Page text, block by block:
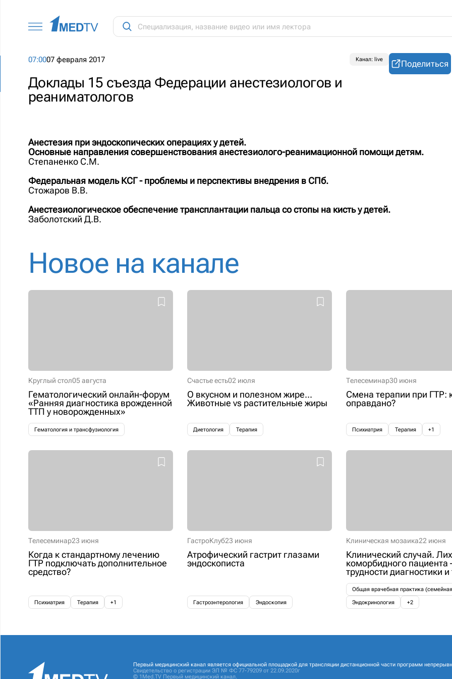
07:0007 февраля 2017 Канал: live
Доклады 15 съезда Федерации анестезиологов и
реаниматологов
Поделиться
Анестезия при эндоскопических операциях у детей.
Основные направления совершенствования анестезиолого-реанимационной помощи детям.
Степаненко С.М.
Федеральная модель КСГ - проблемы и перспективы внедрения в СПб.
Стожаров В.В.
Анестезиологическое обеспечение трансплантации пальца со стопы на кисть у детей.
Заболотский Д.В.
Новое на канале
Круглый стол05 августа
Гематологический онлайн-форум
«Ранняя диагностика врожденной
ТТП у новорожденных»
Гематология и трансфузиология
Счастье есть02 июля
О вкусном и полезном жире...
Животные vs растительные жиры
Диетология Терапия
Телесеминар30 июня
Смена терапии при ГТР:
оправдано?
Психиатрия Терапия +1
Телесеминар23 июня
Когда к стандартному лечению
ГТР подключать дополнительное
средство?
Психиатрия Терапия +1
ГастроКлуб23 июня
Атрофический гастрит глазами
эндоскописта
Гастроэнтерология Эндоскопия
Клиническая мозаика22 июня
Клинический случай.
коморбидного пациента
трудности диагностики
Общая врачебная практика
Эндокринология
+2
Первый медицинский канал является официальной площадкой для трансляции дистанционной части программ
Свидетельство о регистрации ЭЛ № ФС 77-79209 от 22.09.2020г
© 1Med.TV Первый медицинский канал.